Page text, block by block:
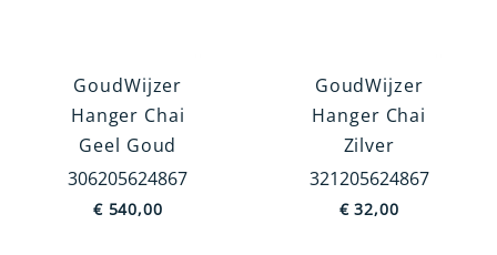
GoudWijzer
Hanger Chai
Geel Goud
306205624867
€540,00
GoudWijzer
Hanger Chai
Zilver
321205624867
€32,00